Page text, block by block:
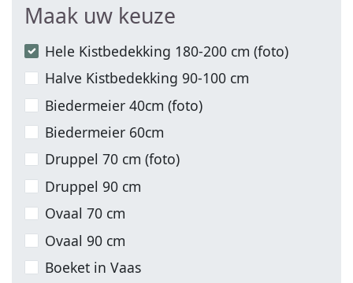
Maak uw keuze
Hele Kistbedekking 180-200 cm (foto)
Halve Kistbedekking 90-100 cm
Biedermeier 40cm (foto)
Biedermeier 60cm
Druppel 70 cm (foto)
Druppel 90 cm
Ovaal 70 cm
Ovaal 90 cm
Boeket in Vaas